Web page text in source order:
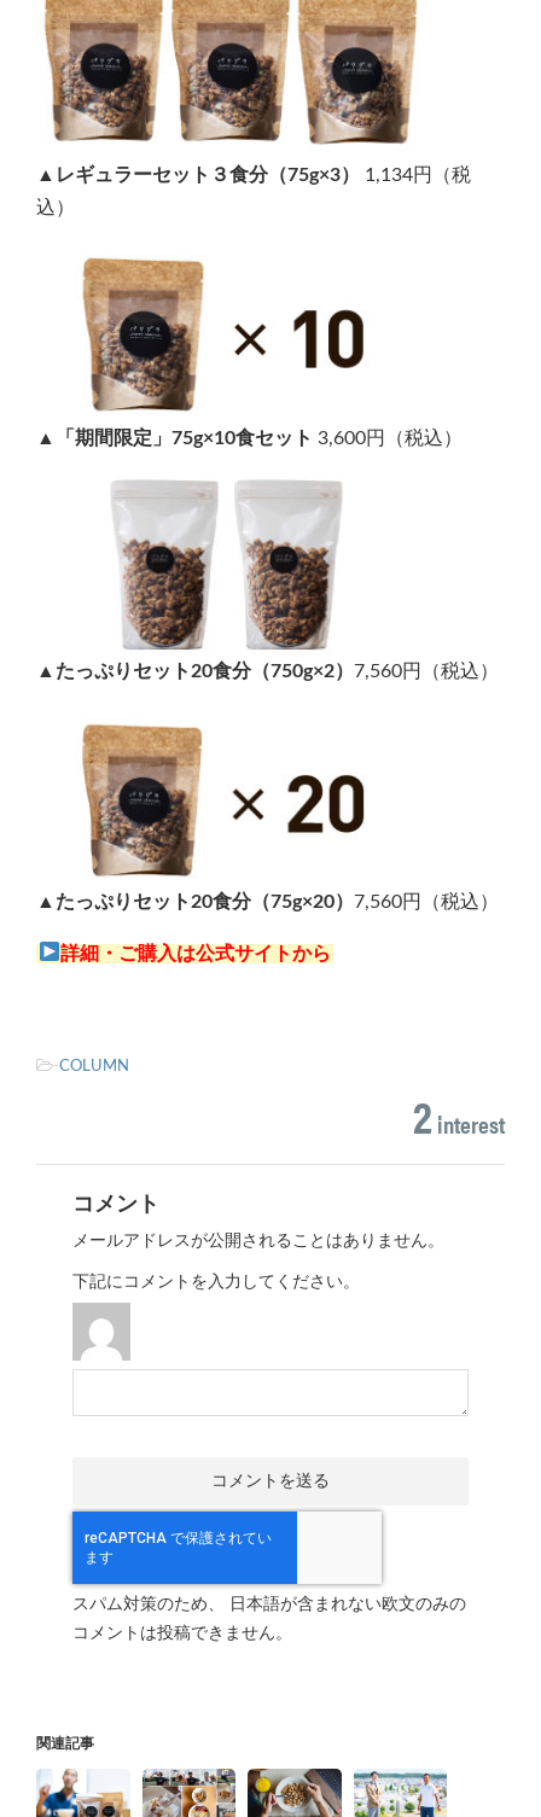
▲レギュラーセット３食分（75g×3） 1,134円（税
込）
▲「期間限定」75g×10食セット 3,600円（税込）
▲たっぷりセット20食分（750g×2） 7,560円（税込）
▲たっぷりセット20食分（75g×20） 7,560円（税込）
詳細・ご購入は公式サイトから
-COLUMN
2interest
コメント
メールアドレスが公開されることはありません。
下記にコメントを入力してください。
スパム対策のため、 日本語が含まれない欧文のみの
コメントは投稿できません。
関連記事